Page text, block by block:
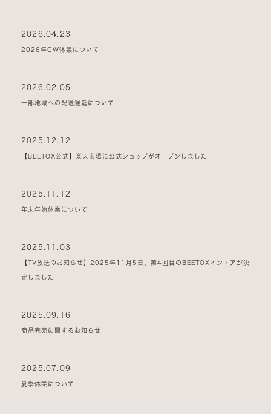
2026.04.23
2026年GW休業について
2026.02.05
一部地域への配送遅延について
2025.12.12
【BEETOX公式】楽天市場に公式ショップがオープンしました
2025.11.12
年末年始休業について
2025.11.03
【TV放送のお知らせ】2025年11月5日、第4回目のBEETOXオンエアが決
定しました
2025.09.16
商品完売に関するお知らせ
2025.07.09
夏季休業について